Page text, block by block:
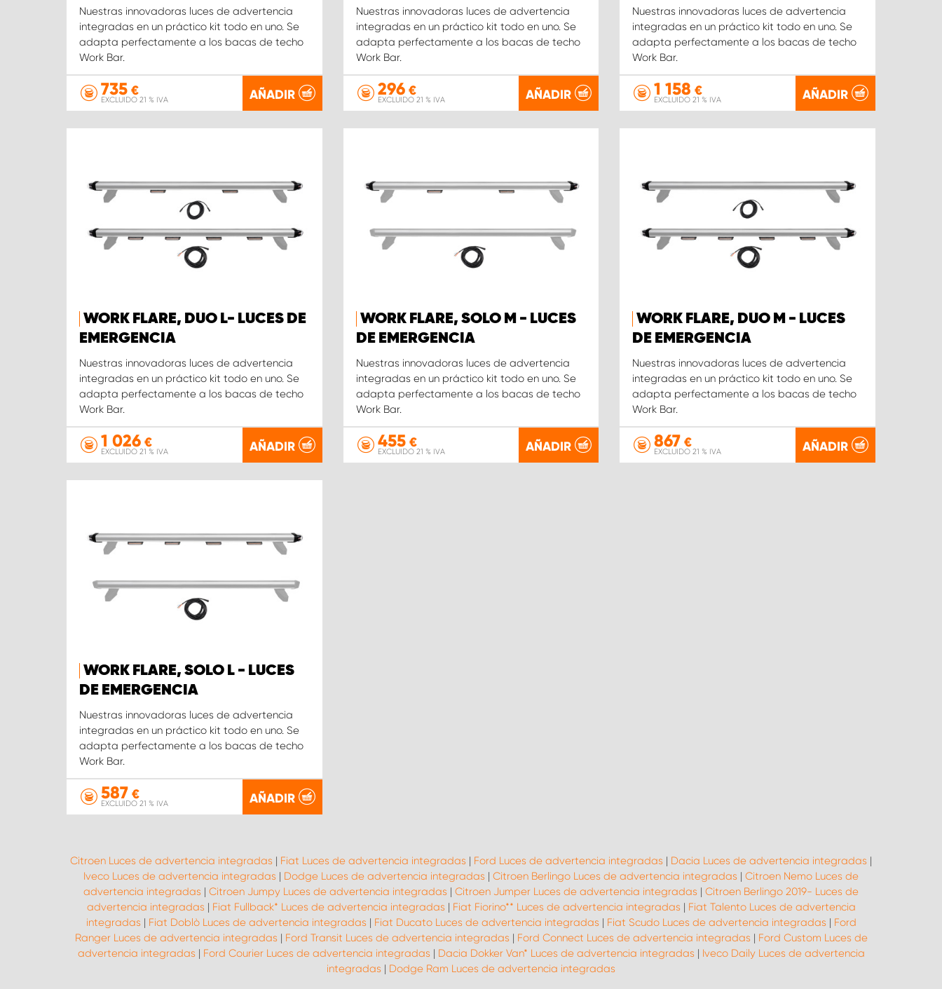
Nuestras innovadoras luces de advertencia
integradas en un práctico kit todo en uno. Se
adapta perfectamente a los bacas de techo
Work Bar.
735 €
EXCLUIDO 21 % IVA AÑADIR
Nuestras innovadoras luces de advertencia
integradas en un práctico kit todo en uno. Se
adapta perfectamente a los bacas de techo
Work Bar.
296€
EXCLUIDO 21 % IVA AÑADIR
Nuestras innovadoras luces de advertencia
integradas en un práctico kit todo en uno. Se
adapta perfectamente a los bacas de techo
Work Bar.
1 158 €
EXCLUIDO 21 % IVA AÑADIR
WORK FLARE, DUO L- LUCES DE
EMERGENCIA
Nuestras innovadoras luces de advertencia
integradas en un práctico kit todo en uno. Se
adapta perfectamente a los bacas de techo
Work Bar.
1 026 €
EXCLUIDO 21 % IVA AÑADIR
WORK FLARE, SOLO M - LUCES
DE EMERGENCIA
Nuestras innovadoras luces de advertencia
integradas en un práctico kit todo en uno. Se
adapta perfectamente a los bacas de techo
Work Bar.
455€
EXCLUIDO 21 % IVA AÑADIR
WORK FLARE, DUO M - LUCES
DE EMERGENCIA
Nuestras innovadoras luces de advertencia
integradas en un práctico kit todo en uno. Se
adapta perfectamente a los bacas de techo
Work Bar.
867 €
EXCLUIDO 21 % IVA AÑADIR
WORK FLARE, SOLO L - LUCES
DE EMERGENCIA
Nuestras innovadoras luces de advertencia
integradas en un práctico kit todo en uno. Se
adapta perfectamente a los bacas de techo
Work Bar.
587 €
EXCLUIDO 21 % IVA AÑADIR
Citroen Luces de advertencia integradas | Fiat Luces de advertencia integradas | Ford Luces de advertencia integradas | Dacia Luces de advertencia integradas |
Iveco Luces de advertencia integradas | Dodge Luces de advertencia integradas | Citroen Berlingo Luces de advertencia integradas | Citroen Nemo Luces de
advertencia integradas | Citroen Jumpy Luces de advertencia integradas | Citroen Jumper Luces de advertencia integradas | Citroen Berlingo 2019- Luces de
advertencia integradas | Fiat Fullback* Luces de advertencia integradas | Fiat Fiorino** Luces de advertencia integradas | Fiat Talento Luces de advertencia
integradas | Fiat Doblò Luces de advertencia integradas | Fiat Ducato Luces de advertencia integradas | Fiat Scudo Luces de advertencia integradas | Ford
Ranger Luces de advertencia integradas | Ford Transit Luces de advertencia integradas | Ford Connect Luces de advertencia integradas | Ford Custom Luces de
advertencia integradas | Ford Courier Luces de advertencia integradas | Dacia Dokker Van* Luces de advertencia integradas | Iveco Daily Luces de advertencia
integradas | Dodge Ram Luces de advertencia integradas